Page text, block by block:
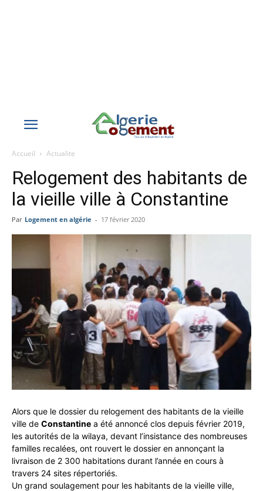
Accueil Actualite
Relogement des habitants de
la vieille ville à Constantine
Par Logement en algérie - 17 février 2020
Alors que le dossier du relogement des habitants de la vieille
ville de Constantine a été annoncé clos depuis février 2019,
les autorités de la wilaya, devant l’insistance des nombreuses
familles recalées, ont rouvert le dossier en annonçant la
livraison de 2 300 habitations durant l’année en cours à
travers 24 sites répertoriés.
Un grand soulagement pour les habitants de la vieille ville,